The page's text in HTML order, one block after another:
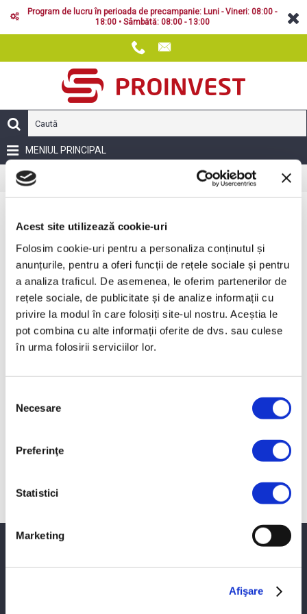
Acest site utilizează cookie-uri
Folosim cookie-uri pentru a personaliza conținutul și
anunțurile, pentru a oferi funcții de rețele sociale și pentru
a analiza traficul. De asemenea, le oferim partenerilor de
rețele sociale, de publicitate și de analize informații cu
privire la modul în care folosiți site-ul nostru. Aceștia le
pot combina cu alte informații oferite de dvs. sau culese
în urma folosirii serviciilor lor.
consimțământului
Necesare
Preferinţe
Statistici
Marketing
Afişare
Program de lucru în perioada de precampanie: Luni - Vineri: 08:00 -
18:00 • Sâmbătă: 08:00 - 13:00
MENIUL PRINCIPAL
Prima Pagină Grape rotative
Grapa cu discuri KE Grape cu discuri KX si KG
Afişare 1 - 2 din 2 (1 pagini)